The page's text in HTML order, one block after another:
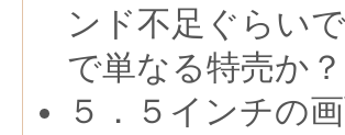
ンド不足ぐらい
で単なる特売か？
５．５インチの